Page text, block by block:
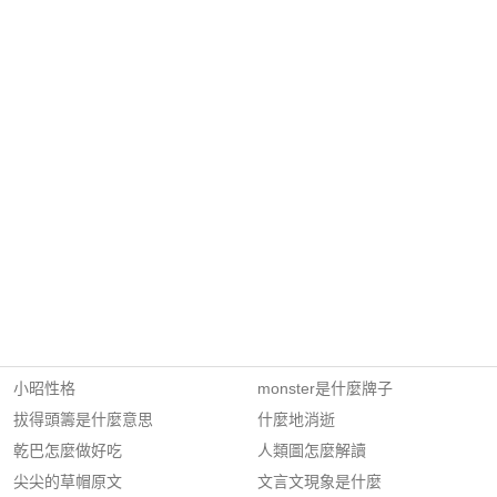
小昭性格
拔得頭籌是什麼意思
乾巴怎麼做好吃
尖尖的草帽原文
monster是什麼牌子
什麼地消逝
人類圖怎麼解讀
文言文現象是什麼